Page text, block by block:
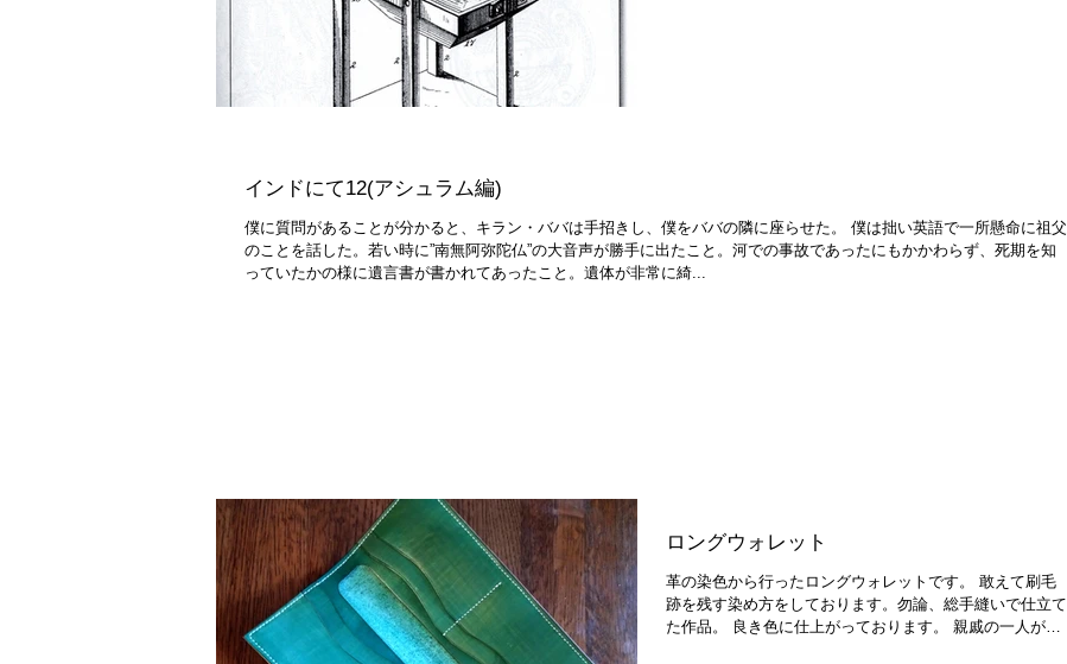
インドにて12(アシュラム編)
僕に質問があることが分かると、キラン・ババは手招きし、僕をババの隣に座らせた。 僕は拙い英語で一所懸命に祖父
のことを話した。若い時に”南無阿弥陀仏”の大音声が勝手に出たこと。河での事故であったにもかかわらず、死期を知
っていたかの様に遺言書が書かれてあったこと。遺体が非常に綺...
ロングウォレット
革の染色から行ったロングウォレットです。 敢えて刷毛
跡を残す染め方をしております。勿論、総手縫いで仕立て
た作品。 良き色に仕上がっております。 親戚の一人が体